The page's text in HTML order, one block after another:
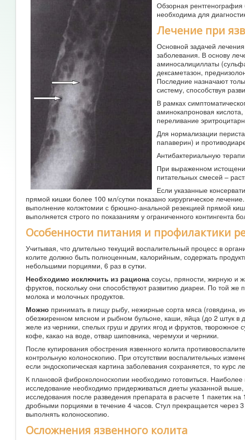
Обзорная рентгенография
необходима для
Лечение при
Основной задачей
заболевания. В основу
аминосалициллаты
дексаметазон,
Последние назначают
систему, способствуя
В рамках
аминокапроновая
переливание
Для нормализации
папаверин) и
Антибактериальную
При выраженном
питательных смесей –
Если указанные
прямой кишки более 100 мл/сутки показано хирургическое
выполнение колэктомии с брюшно-анальной резекцией прямой
выполняется строго по показаниям у ограниченного контингента
Особенности питания и профилактики
Учитывая, что длительно текущий воспалительный процесс в
колите должно быть полноценным, калорийным, содержать
небольшими порциями, 6 раз в сутки.
Необходимо исключить из рационасоусы, пряности, жирную и
фруктов, поскольку они способствуют развитию диареи. По той
молока и молочных продуктов.
Можно принимать в пищу рыбу, нежирные сорта мяса (говядина,
обезжиренном мясном и рыбном бульоне, каши, яйца (до 2 штук в
желе из черники, спелых груш и других ягод и фруктов,
кофе, какао на воде, отвар шиповника, черемухи и черники.
После купирования обострения язвенного колита
контрольную колоноскопию. При отсутствии воспалительных
если эндоскопическая картина заболевания сохраняется, то
К плановой фиброколоноскопии необходимо готовиться.
исследование необходимо придерживаться диеты указанной
исследования после разведения препарата в расчете 1 пакетик
дробными порциями в течение 4 часов. Стул прекращается через
выполнять колоноскопию.
Осложнения язвенного колита